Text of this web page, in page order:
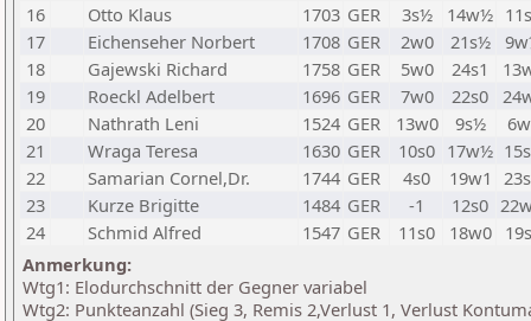
16
Otto Klaus 1703 GER 3s½ 14w½
17
Eichenseher Norbert 1708 GER 2w0 21s½
18
Gajewski Richard 1758 GER 5w0 24s1
19
Roeckl Adelbert 1696 GER 7w0 22s0
20
Nathrath Leni 1524 GER 13w0 9s½
21
Wraga Teresa 1630 GER 10s0 17w½
22
Samarian Cornel,Dr. 1744 GER 4s0 19w1
23
Kurze Brigitte 1484 GER -1 12s0
24
Schmid Alfred 1547 GER 11s0 18w0
Anmerkung:
Wtg1: Elodurchschnitt der Gegner variabel
Wtg2: Punkteanzahl (Sieg 3, Remis 2,Verlust 1, Verlust